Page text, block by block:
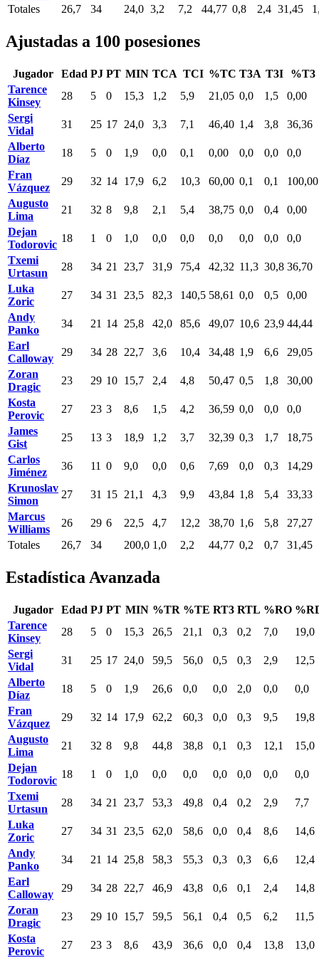
Totales
26,7 34 24,0 3,2 7,2 44,77 0,8 2,4 31,45
Ajustadas a 100 posesiones
Jugador Edad PJ PT MIN TCA TCI %TC T3A T3I
%T3
Tarence
Kinsey
28 5 0 15,3 1,2 5,9 21,05 0,0 1,5
0,00
Sergi
Vidal
31 25 17 24,0 3,3 7,1 46,40 1,4 3,8
36,36
Alberto
Díaz
18 5 0 1,9 0,0 0,1 0,00 0,0 0,0
0,0
Fran
Vázquez
29 32 14 17,9 6,2 10,3 60,00 0,1 0,1
100,00
Augusto
Lima
21 32 8 9,8 2,1 5,4 38,75 0,0 0,4
0,00
Dejan
Todorovic
18 1 0 1,0 0,0 0,0 0,0 0,0 0,0
0,0
Txemi
Urtasun
28 34 21 23,7 31,9 75,4 42,32 11,3 30,8 36,70
Luka
Zoric
27 34 31 23,5 82,3 140,5 58,61 0,0 0,5
0,00
Andy
Panko
34 21 14 25,8 42,0 85,6 49,07 10,6 23,9 44,44
Earl
Calloway
29 34 28 22,7 3,6 10,4 34,48 1,9 6,6
29,05
Zoran
Dragic
23 29 10 15,7 2,4 4,8 50,47 0,5 1,8
30,00
Kosta
Perovic
27 23 3 8,6 1,5 4,2 36,59 0,0 0,0
0,0
James
Gist
25 13 3 18,9 1,2 3,7 32,39 0,3 1,7
18,75
Carlos
Jiménez
36 11 0 9,0 0,0 0,6 7,69 0,0 0,3
14,29
Krunoslav
Simon
27 31 15 21,1 4,3 9,9 43,84 1,8 5,4
33,33
Marcus
Williams
26 29 6 22,5 4,7 12,2 38,70 1,6 5,8
27,27
Totales
26,7 34 200,0 1,0 2,2 44,77 0,2 0,7 31,45
Estadística Avanzada
Jugador Edad PJ PT MIN %TR %TE RT3 RTL %RO
Tarence
Kinsey
28 5 0 15,3 26,5 21,1 0,3 0,2 7,0
19,0
Sergi
Vidal
31 25 17 24,0 59,5 56,0 0,5 0,3 2,9
12,5
Alberto
Díaz
18 5 0 1,9 26,6 0,0 0,0 2,0 0,0
0,0
Fran
Vázquez
29 32 14 17,9 62,2 60,3 0,0 0,3 9,5
19,8
Augusto
Lima
21 32 8 9,8 44,8 38,8 0,1 0,3 12,1
15,0
Dejan
Todorovic
18 1 0 1,0 0,0 0,0 0,0 0,0 0,0
0,0
Txemi
Urtasun
28 34 21 23,7 53,3 49,8 0,4 0,2 2,9
7,7
Luka
Zoric
27 34 31 23,5 62,0 58,6 0,0 0,4 8,6
14,6
Andy
Panko
34 21 14 25,8 58,3 55,3 0,3 0,3 6,6
12,4
Earl
Calloway
29 34 28 22,7 46,9 43,8 0,6 0,1 2,4
14,8
Zoran
Dragic
23 29 10 15,7 59,5 56,1 0,4 0,5 6,2
11,5
Kosta
Perovic
27 23 3 8,6 43,9 36,6 0,0 0,4 13,8
13,0